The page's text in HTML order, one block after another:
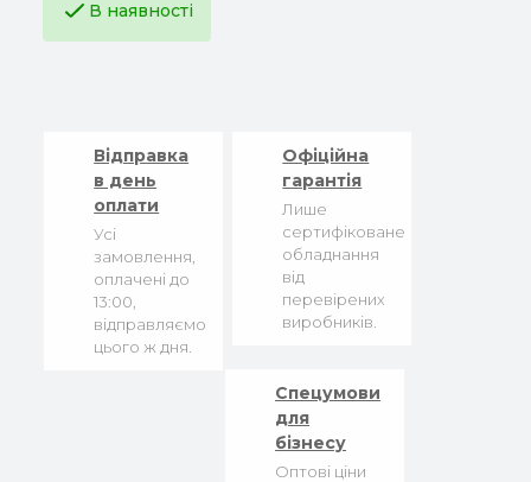
В наявності
Відправка
в день
оплати
Усі
замовлення,
оплачені до
13:00,
відправляємо
цього ж дня.
Офіційна
гарантія
Лише
сертифіковане
обладнання
від
перевірених
виробників.
Спецумови
для
бізнесу
Оптові ціни